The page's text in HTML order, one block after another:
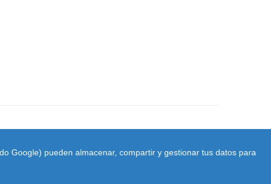
Google) pueden almacenar, compartir y gestionar tus datos para